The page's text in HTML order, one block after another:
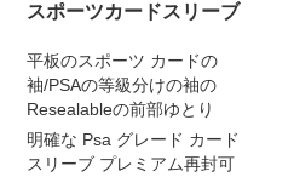
スポーツカードスリーブ
平板のスポーツ カードの
袖/PSAの等級分けの袖の
Resealableの前部ゆとり
明確な Psa グレード カード
スリーブ プレミアム再封可